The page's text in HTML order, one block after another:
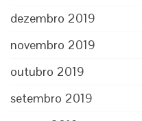
dezembro 2019
novembro 2019
outubro 2019
setembro 2019